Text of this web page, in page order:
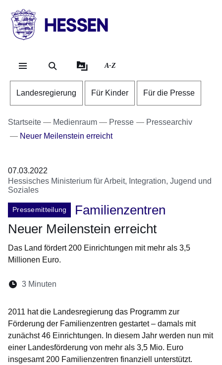
HESSEN
Landesregierung
A-Z
Landesregierung Für Kinder Für die Presse
Startseite Medienraum Presse
Pressearchiv
Neuer Meilenstein erreicht
07.03.2022
Hessisches Ministerium für Arbeit, Integration, Jugend und
Soziales
Pressemitteilung
Familienzentren
Neuer Meilenstein erreicht
Das Land fördert 200 Einrichtungen mit mehr als 3,5
Millionen Euro.
Lesedauer:
3 Minuten
2011 hat die Landesregierung das Programm zur
Förderung der Familienzentren gestartet – damals mit
zunächst 46 Einrichtungen. In diesem Jahr werden nun mit
einer Landesförderung von mehr als 3,5 Mio. Euro
insgesamt 200 Familienzentren finanziell unterstützt.